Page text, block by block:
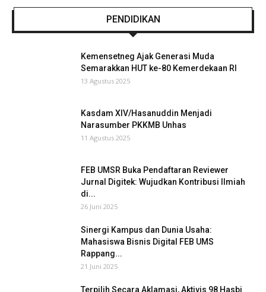
PENDIDIKAN
Kemensetneg Ajak Generasi Muda
Semarakkan HUT ke-80 Kemerdekaan RI
13 Agustus 2025
Kasdam XIV/Hasanuddin Menjadi
Narasumber PKKMB Unhas
11 Agustus 2025
FEB UMSR Buka Pendaftaran Reviewer
Jurnal Digitek: Wujudkan Kontribusi Ilmiah
di...
26 Juni 2025
Sinergi Kampus dan Dunia Usaha:
Mahasiswa Bisnis Digital FEB UMS
Rappang...
21 Juni 2025
Terpilih Secara Aklamasi, Aktivis 98 Hasbi